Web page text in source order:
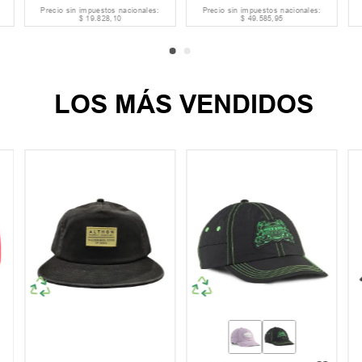
Precio sin impuestos nacionales:
$ 19.828, 10
Precio sin impuestos nacionales:
$ 49.585,95
LOS MÁS VENDIDOS